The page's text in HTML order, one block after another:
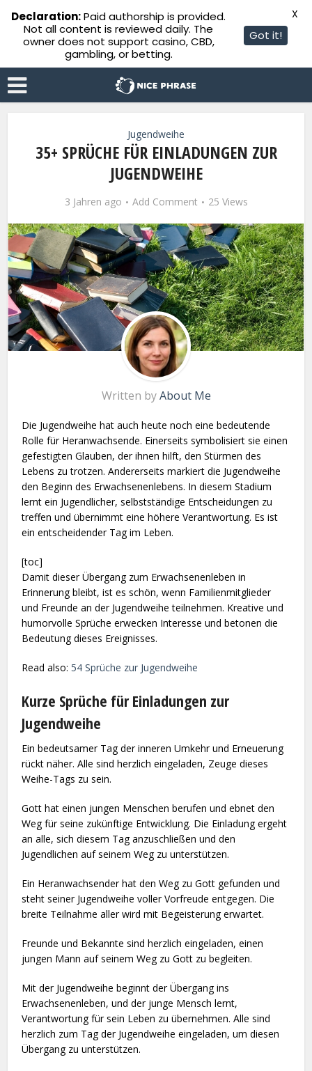
Jugendweihe
35+ SPRÜCHE FÜR EINLADUNGEN ZUR
JUGENDWEIHE
3 Jahren ago Add Comment 25 Views
Written byAbout Me
Die Jugendweihe hat auch heute noch eine bedeutende
Rolle für Heranwachsende. Einerseits symbolisiert sie einen
gefestigten Glauben, der ihnen hilft, den Stürmen des
Lebens zu trotzen. Andererseits markiert die Jugendweihe
den Beginn des Erwachsenenlebens. In diesem Stadium
lernt ein Jugendlicher, selbstständige Entscheidungen zu
treffen und übernimmt eine höhere Verantwortung. Es ist
ein entscheidender Tag im Leben.
[toc]
Damit dieser Übergang zum Erwachsenenleben in
Erinnerung bleibt, ist es schön, wenn Familienmitglieder
und Freunde an der Jugendweihe teilnehmen. Kreative und
humorvolle Sprüche erwecken Interesse und betonen die
Bedeutung dieses Ereignisses.
Read also:54 Sprüche zur Jugendweihe
Kurze Sprüche für Einladungen zur
Jugendweihe
Ein bedeutsamer Tag der inneren Umkehr und Erneuerung
rückt näher. Alle sind herzlich eingeladen, Zeuge dieses
Weihe-Tags zu sein.
Gott hat einen jungen Menschen berufen und ebnet den
Weg für seine zukünftige Entwicklung. Die Einladung ergeht
an alle, sich diesem Tag anzuschließen und den
Jugendlichen auf seinem Weg zu unterstützen.
Ein Heranwachsender hat den Weg zu Gott gefunden und
steht seiner Jugendweihe voller Vorfreude entgegen. Die
breite Teilnahme aller wird mit Begeisterung erwartet.
Freunde und Bekannte sind herzlich eingeladen, einen
jungen Mann auf seinem Weg zu Gott zu begleiten.
Mit der Jugendweihe beginnt der Übergang ins
Erwachsenenleben, und der junge Mensch lernt,
Verantwortung für sein Leben zu übernehmen. Alle sind
herzlich zum Tag der Jugendweihe eingeladen, um diesen
Übergang zu unterstützen.
Declaration:Paid authorship is provided.
Not all content is reviewed daily. The
owner does not support casino, CBD,
gambling, or betting.
Got it!
X